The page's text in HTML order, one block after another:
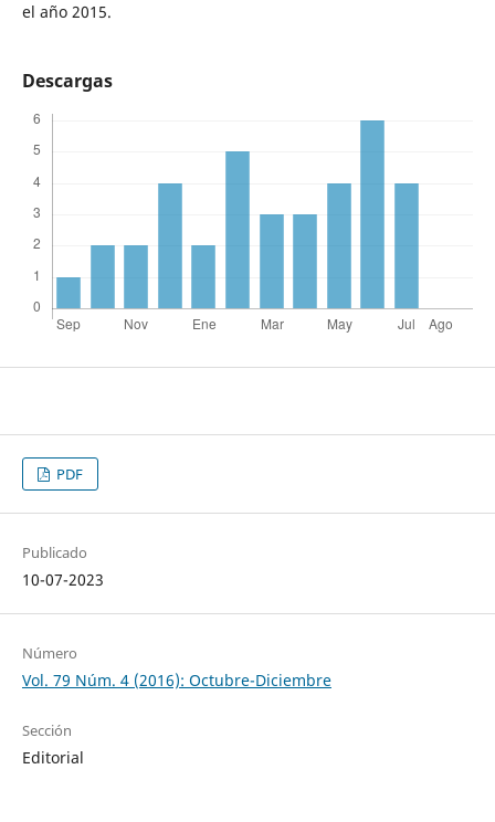
el año 2015.
Descargas
PDF
Publicado
10-07-2023
Número
Vol. 79 Núm. 4 (2016): Octubre-Diciembre
Sección
Editorial